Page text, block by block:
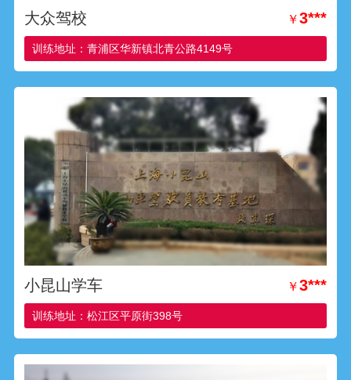
大众驾校 ￥3***
训练地址：青浦区华新镇北青公路4149号
小昆山学车 ￥3***
训练地址：松江区平原街398号